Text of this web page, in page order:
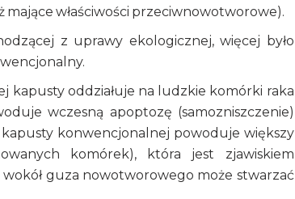
właściwości przeciwnowotworowe).
z uprawy ekologicznej, więcej było
kapusty oddziałuje na ludzkie komórki raka
wczesną apoptozę (samozniszczenie)
konwencjonalnej powoduje większy
komórek), która jest zjawiskiem
guza nowotworowego może stwarzać